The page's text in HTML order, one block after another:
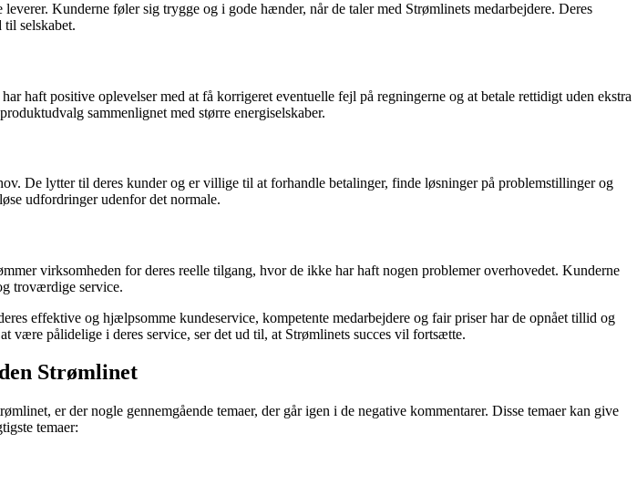
Kunderne føler sig trygge og i gode hænder, når de taler med Strømlinets medarbejdere. Deres
selskabet.
haft positive oplevelser med at få korrigeret eventuelle fejl på regningerne og at betale rettidigt uden ekstra
sammenlignet med større energiselskaber.
De lytter til deres kunder og er villige til at forhandle betalinger, finde løsninger på problemstillinger og
udfordringer udenfor det normale.
virksomheden for deres reelle tilgang, hvor de ikke har haft nogen problemer overhovedet. Kunderne
troværdige service.
effektive og hjælpsomme kundeservice, kompetente medarbejdere og fair priser har de opnået tillid og
være pålidelige i deres service, ser det ud til, at Strømlinets succes vil fortsætte.
Strømlinet
er der nogle gennemgående temaer, der går igen i de negative kommentarer. Disse temaer kan give
temaer: